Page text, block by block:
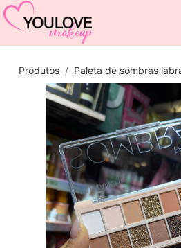
Produtos Paleta de sombras